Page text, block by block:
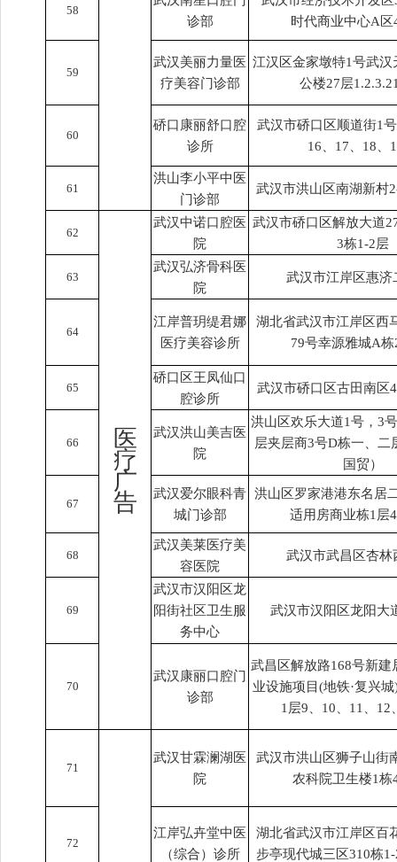
58
诊部
时代商业中心A区
59
武汉美丽力量医
疗美容门诊部
江汉区金家墩特1号武汉
公楼27层
60
硚口康丽舒口腔
诊所
武汉市硚口区顺道街1
16、17、18、
61
洪山李小平中医
门诊部
武汉市洪山区南湖新村
62
医
疗
广
告
武汉中诺口腔医
院
武汉市硚口区解放大道
3栋1-2层
63
武汉弘济骨科医
院
武汉市江岸区惠济
64
江岸普玥缇君娜
医疗美容诊所
湖北省武汉市江岸区西
79号幸源雅城A栋
65
硚口区王凤仙口
腔诊所
武汉市硚口区古田南区
66
武汉洪山美吉医
院
洪山区欢乐大道1号，3
层夹层商3号D栋一、二
国贸）
67
武汉爱尔眼科青
城门诊部
洪山区罗家港港东名居
适用房商业栋1层
68
武汉美莱医疗美
容医院
武汉市武昌区杏林
69
武汉市汉阳区龙
阳街社区卫生服
务中心
武汉市汉阳区龙阳大
70
武汉康丽口腔门
诊部
武昌区解放路168号新建
业设施项目(地铁·复兴
1层9、10、11、12
71
武汉甘霖澜湖医
院
武汉市洪山区狮子山街
农科院卫生楼1栋
72
江岸弘卉堂中医
（综合）诊所
湖北省武汉市江岸区百
步亭现代城三区310栋